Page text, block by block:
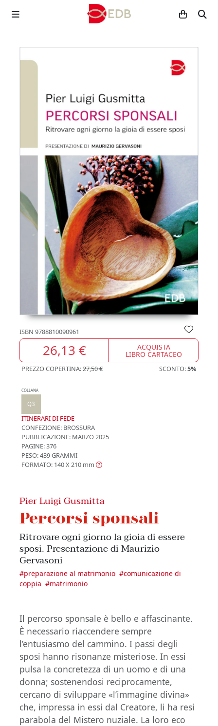
ISBN 9788810090961
26,13 € ACQUISTA
LIBRO CARTACEO
PREZZO COPERTINA:27,50 € SCONTO:5%
COLLANA
Q3
ITINERARI DI FEDE
CONFEZIONE: BROSSURA
PUBBLICAZIONE: MARZO 2025
PAGINE: 376
PESO: 439 GRAMMI
FORMATO: 140 X 210 mm
Pier Luigi Gusmitta
Percorsi sponsali
Ritrovare ogni giorno la gioia di essere
sposi. Presentazione di Maurizio
Gervasoni
#preparazione al matrimonio #comunicazione di
coppia #matrimonio
Il percorso sponsale è bello e affascinante.
È necessario riaccendere sempre
l’entusiasmo del cammino. I passi degli
sposi hanno risonanze misteriose. In essi
pulsa la concretezza di un uomo e di una
donna; sostenendosi reciprocamente,
cercano di sviluppare «l’immagine divina»
che, impressa in essi dal Creatore, li ha resi
parabola del Mistero nuziale. La loro eco